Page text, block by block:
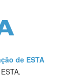
de ESTA